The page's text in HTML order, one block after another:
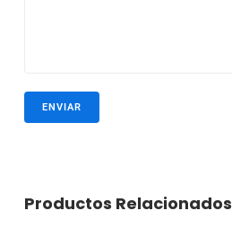
Productos Relacionados